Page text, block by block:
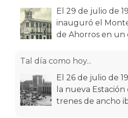
El 29 de julio de
inauguró el
de Ahorros en un
Tal día como hoy...
El 26 de julio de
la nueva
trenes de ancho